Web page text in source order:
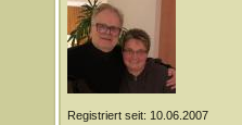
Registriert seit: 10.06.2007